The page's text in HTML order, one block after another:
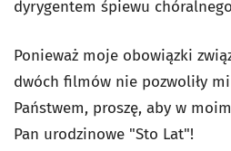
dyrygentem śpiewu
Ponieważ moje obowiązki
dwóch filmów nie pozwoliły
Państwem, proszę, aby w
Pan urodzinowe "Sto Lat"!